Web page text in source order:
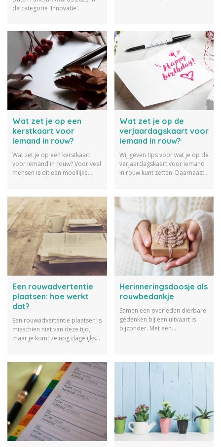
de categorie 'Innovatie'.
waarom een afscheidsbrief
schrijven waardevol kan zijn en
ook wat je in een afscheidsbrief
kunt zetten en hoe je een goed
Wat zet je op een
kerstkaart voor
iemand in rouw?
Wat zet je op een kerstkaart
voor iemand in rouw? Voor veel
mensen is dit een moeilijke
Wat zet je op de
verjaardagskaart voor
iemand in rouw?
Wij geven tips voor wat je op de
verjaardagskaart voor iemand
in rouw kunt zetten. Daarnaast
Een rouwadvertentie
plaatsen: hoe werkt
dat?
Een rouwadvertentie plaatsen is
misschien niet van deze tijd,
maar je komt ze nog dagelijks
moet je dan op letten? Wij
vertellen het!
Herinneringsdoosje als
rouwbedankje
Samen een overleden dierbare
gedenken bij een uitvaart is
bijzonder. Met een